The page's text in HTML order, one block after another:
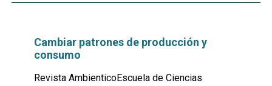
Cambiar patrones de producción y
consumo
Revista AmbienticoEscuela de Ciencias